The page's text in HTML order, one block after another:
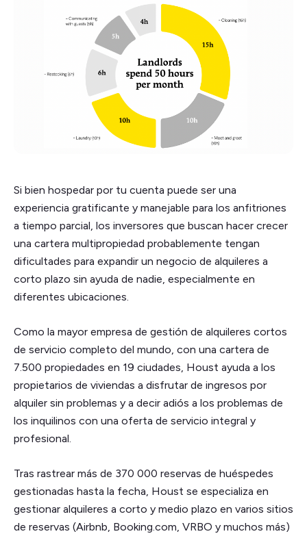
Si bien hospedar por tu cuenta puede ser una
experiencia gratificante y manejable para los anfitriones
a tiempo parcial, los inversores que buscan hacer crecer
una cartera multipropiedad probablemente tengan
dificultades para expandir un negocio de alquileres a
corto plazo sin ayuda de nadie, especialmente en
diferentes ubicaciones.
Como la mayor empresa de gestión de alquileres cortos
de servicio completo del mundo, con una cartera de
7.500 propiedades en 19 ciudades, Houst ayuda a los
propietarios de viviendas a disfrutar de ingresos por
alquiler sin problemas y a decir adiós a los problemas de
los inquilinos con una oferta de servicio integral y
profesional.
Tras rastrear más de 370 000 reservas de huéspedes
gestionadas hasta la fecha, Houst se especializa en
gestionar alquileres a corto y medio plazo en varios sitios
de reservas (Airbnb, Booking.com, VRBO y muchos más)